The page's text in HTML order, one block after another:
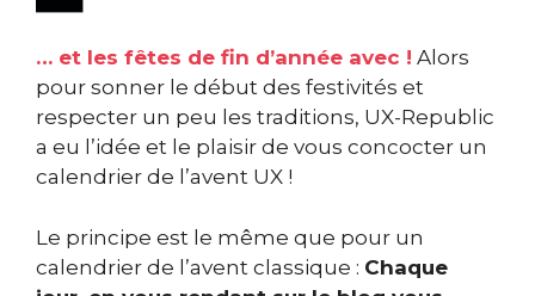
… et les fêtes de fin d’année avec ! Alors
pour sonner le début des festivités et
respecter un peu les traditions, UX-Republic
a eu l’idée et le plaisir de vous concocter un
calendrier de l’avent UX !
Le principe est le même que pour un
calendrier de l’avent classique : Chaque